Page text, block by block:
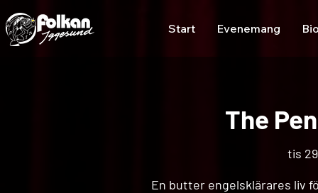
Start Evenemang
The
tis
En butter engelsklärares liv